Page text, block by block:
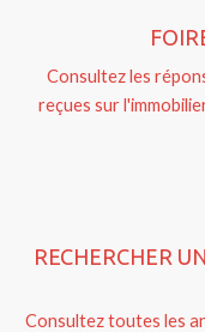
Consultez les
reçues sur
RECHERCHER
Consultez toutes les